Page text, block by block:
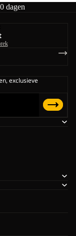
dagen
exclusieve